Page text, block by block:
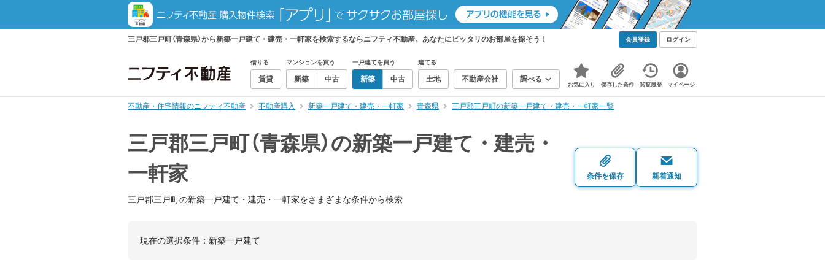
三戸郡三戸町（青森県）から新築一戸建て・建売・一軒家を検索するならニフティ不動産。あなたにピッタリのお部屋を探そう！ 会員登録 ログイン
借りる
賃貸
マンションを買う
新築 中古
一戸建てを買う
新築 中古
建てる
土地 不動産会社 調べる
お気に入り 保存した条件 閲覧履歴 マイページ
不動産・住宅情報のニフティ不動産 不動産購入 新築一戸建て・建売・一軒家 青森県 三戸郡三戸町の新築一戸建て・建売・一軒家一覧
三戸郡三戸町（青森県）の新築一戸建て・建売・
一軒家
三戸郡三戸町の新築一戸建て・建売・一軒家をさまざまな条件から検索
条件を保存 新着通知
現在の選択条件： 新築一戸建て